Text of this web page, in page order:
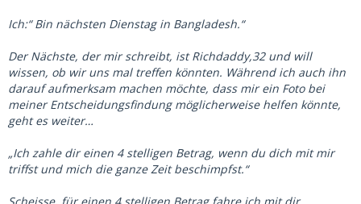
Ich:“ Bin nächsten Dienstag in Bangladesh.“
Der Nächste, der mir schreibt, ist Richdaddy,32 und will
wissen, ob wir uns mal treffen könnten. Während ich auch ihn
darauf aufmerksam machen möchte, dass mir ein Foto bei
meiner Entscheidungsfindung möglicherweise helfen könnte,
geht es weiter…
„Ich zahle dir einen 4 stelligen Betrag, wenn du dich mit mir
triffst und mich die ganze Zeit beschimpfst.“